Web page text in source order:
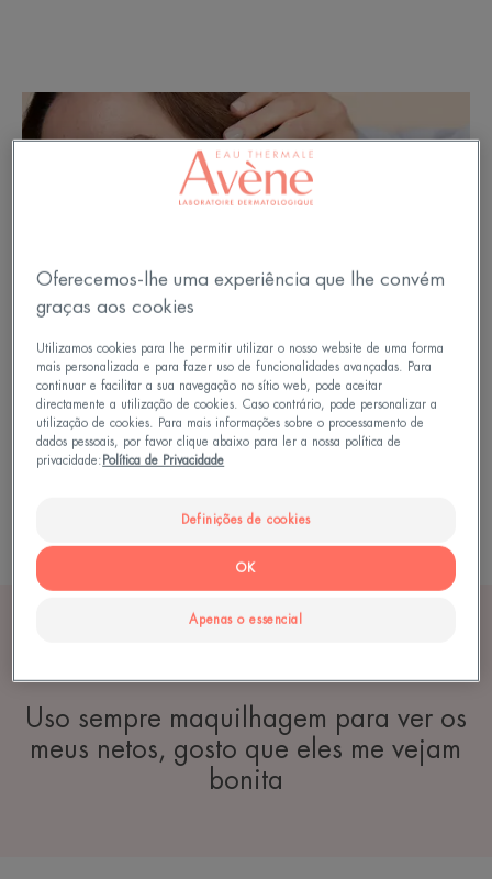
Uso sempre maquilhagem para ver os
meus netos, gosto que eles me vejam
bonita
Oferecemos-lhe uma experiência que lhe convém
graças aos cookies
Utilizamos cookies para lhe permitir utilizar o nosso website de uma forma
mais personalizada e para fazer uso de funcionalidades avançadas. Para
continuar e facilitar a sua navegação no sítio web, pode aceitar
directamente a utilização de cookies. Caso contrário, pode personalizar a
utilização de cookies. Para mais informações sobre o processamento de
dados pessoais, por favor clique abaixo para ler a nossa política de
privacidade:Política de Privacidade
Definições de cookies
Apenas o essencial
OK